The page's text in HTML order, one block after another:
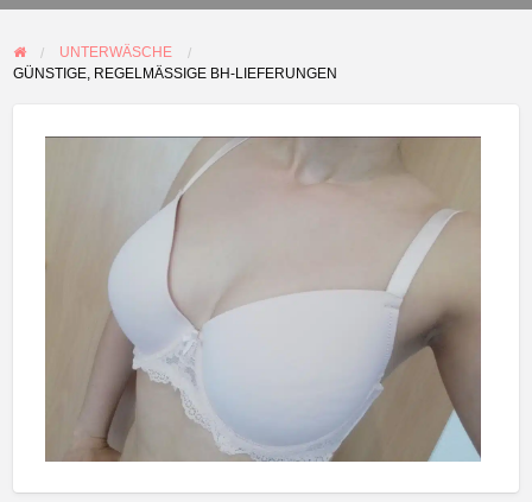
melden
UNTERWÄSCHE
GÜNSTIGE, REGELMÄSSIGE BH-LIEFERUNGEN